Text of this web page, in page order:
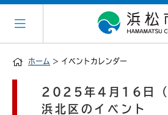
ホーム > イベントカレンダー
2025年4月16日（
浜北区のイベント